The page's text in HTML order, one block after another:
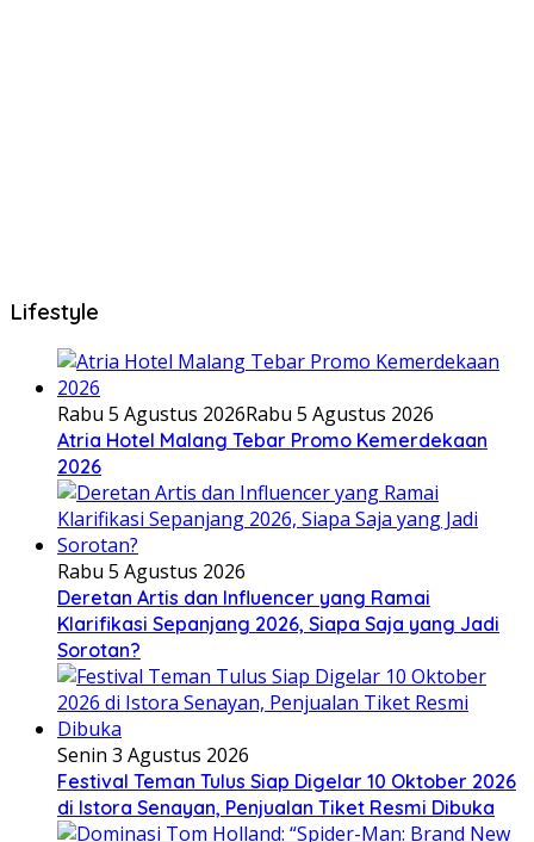
Lifestyle
Rabu 5 Agustus 2026Rabu 5 Agustus 2026
Atria Hotel Malang Tebar Promo Kemerdekaan
2026
Rabu 5 Agustus 2026
Deretan Artis dan Influencer yang Ramai
Klarifikasi Sepanjang 2026, Siapa Saja yang Jadi
Sorotan?
Senin 3 Agustus 2026
Festival Teman Tulus Siap Digelar 10 Oktober 2026
di Istora Senayan, Penjualan Tiket Resmi Dibuka